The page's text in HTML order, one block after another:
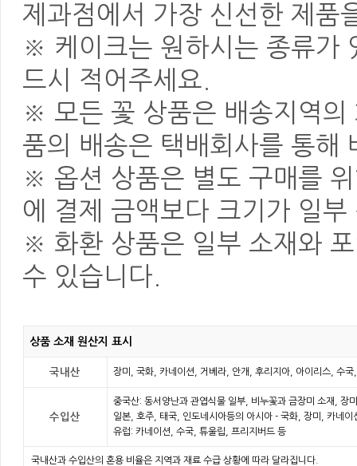
제과점에서 가장 신선한 제품
※ 케이크는 원하시는 종류가
드시 적어주세요.
※ 모든 꽃 상품은 배송지역의
품의 배송은 택배회사를 통해
※ 옵션 상품은 별도 구매를
에 결제 금액보다 크기가 일
※ 화환 상품은 일부 소재와
수 있습니다.
상품 소재 원산지 표시
국내산 장미, 국화, 카네이션, 거베라, 안개, 후리지아, 아이리스, 수
수입산
중국산: 동서양난과 관엽식물 일부, 비누꽃과 금장미 소재, 장
일본, 호주, 태국, 인도네시아등의 아시아 - 국화, 장미, 카네
유럽: 카네이션, 수국, 튜울립, 프리지버드 등
국내산과 수입산의 혼용 비율은 지역과 재료 수급 상황에 따라 달라집니다.